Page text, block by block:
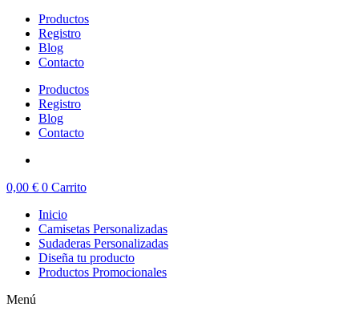
Productos
Registro
Blog
Contacto
Productos
Registro
Blog
Contacto
0,00 € 0 Carrito
Inicio
Camisetas Personalizadas
Sudaderas Personalizadas
Diseña tu producto
Productos Promocionales
Menú